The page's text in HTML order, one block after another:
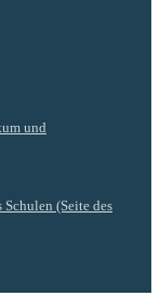
und
(Seite des